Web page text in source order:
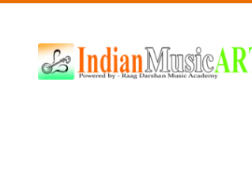
Music
ART